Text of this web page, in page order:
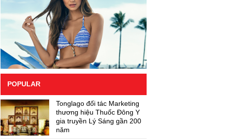
POPULAR
Tonglago đối tác Marketing
thương hiệu Thuốc Đông Y
gia truyền Lý Sáng gần 200
năm